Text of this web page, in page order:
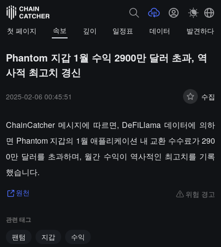
첫 페이지 속보 깊이 일정표 데이터 발견하다
Phantom 지갑 1월 수익 2900만 달러 초과, 역
사적 최고치 경신
2025-02-06 00:45:51 수집
ChainCatcher 메시지에 따르면, DeFiLlama 데이터에 의하
면 Phantom 지갑의 1월 애플리케이션 내 교환 수수료가 290
0만 달러를 초과하며, 월간 수익이 역사적인 최고치를 기록
했습니다.
원천 위험 경고
관련 태그
팬텀 지갑 수익